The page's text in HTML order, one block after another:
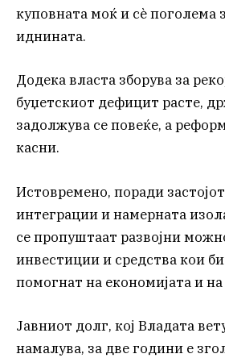
куповната моќ и сè поголема
иднината.
Додека власта зборува за
буџетскиот дефицит расте,
задолжува се повеќе, а
касни.
Истовремено, поради
интеграции и намерната
се пропуштаат развојни
инвестиции и средства кои
помогнат на економијата и на
Јавниот долг, кој Владата
намалува, за две години е